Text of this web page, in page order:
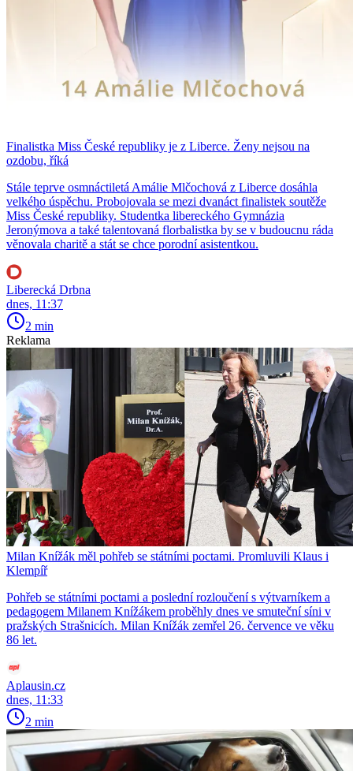
Finalistka Miss České republiky je z Liberce. Ženy nejsou na
ozdobu, říká
Stále teprve osmnáctiletá Amálie Mlčochová z Liberce dosáhla
velkého úspěchu. Probojovala se mezi dvanáct finalistek soutěže
Miss České republiky. Studentka libereckého Gymnázia
Jeronýmova a také talentovaná florbalistka by se v budoucnu ráda
věnovala charitě a stát se chce porodní asistentkou.
Liberecká Drbna
dnes, 11:37
2 min
Reklama
Milan Knížák měl pohřeb se státními poctami. Promluvili Klaus i
Klempíř
Pohřeb se státními poctami a poslední rozloučení s výtvarníkem a
pedagogem Milanem Knížákem proběhly dnes ve smuteční síni v
pražských Strašnicích. Milan Knížák zemřel 26. července ve věku
86 let.
Aplausin.cz
dnes, 11:33
2 min